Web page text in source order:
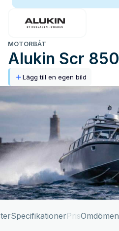
MOTORBÅT
Alukin Scr 850
Lägg till en egen bild
SpecifikationerPrisOmdömen